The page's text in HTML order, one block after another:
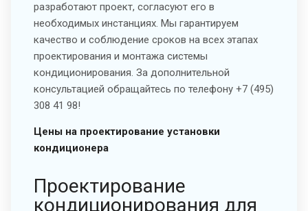
разработают проект, согласуют его в
необходимых инстанциях. Мы гарантируем
качество и соблюдение сроков на всех этапах
проектирования и монтажа системы
кондиционирования. За дополнительной
консультацией обращайтесь по телефону +7 (495)
308 41 98!
Цены на проектирование установки
кондиционера
Проектирование
кондиционирования для